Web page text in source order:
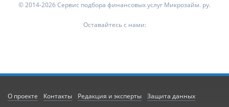
© 2014-2026 Сервис подбора финансовых услуг Микрозайм. ру.
Оставайтесь с нами:
О проекте Контакты Редакция и эксперты Защита данных